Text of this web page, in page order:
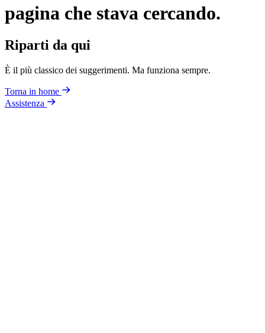
pagina che stava cercando.
Riparti da qui
È il più classico dei suggerimenti. Ma funziona sempre.
Torna in home
Assistenza